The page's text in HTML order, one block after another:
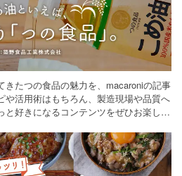
きたつの食品の魅力を、macaroniの記事
や活用術はもちろん、製造現場や品質へ
と好きになるコンテンツをぜひお楽しみ